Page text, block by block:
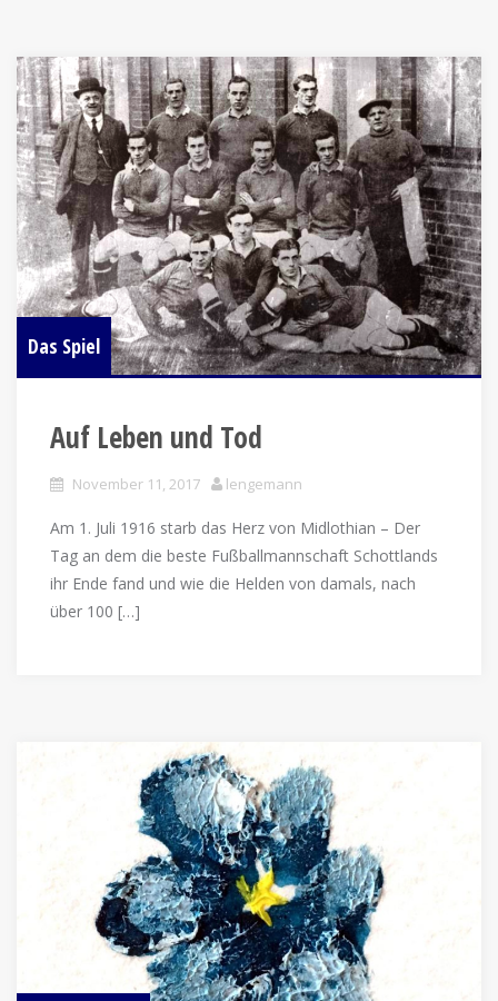
Das Spiel
Auf Leben und Tod
November 11, 2017 lengemann
Am 1. Juli 1916 starb das Herz von Midlothian – Der
Tag an dem die beste Fußballmannschaft Schottlands
ihr Ende fand und wie die Helden von damals, nach
über 100 […]